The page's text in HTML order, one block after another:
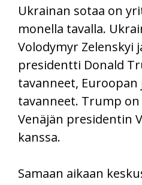
Ukrainan sotaa on
monella tavalla.
Volodymyr Zelenskyi
presidentti Donald
tavanneet,
tavanneet. Trump
Venäjän presidentin
kanssa.
Samaan aikaan